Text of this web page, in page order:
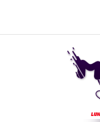
content